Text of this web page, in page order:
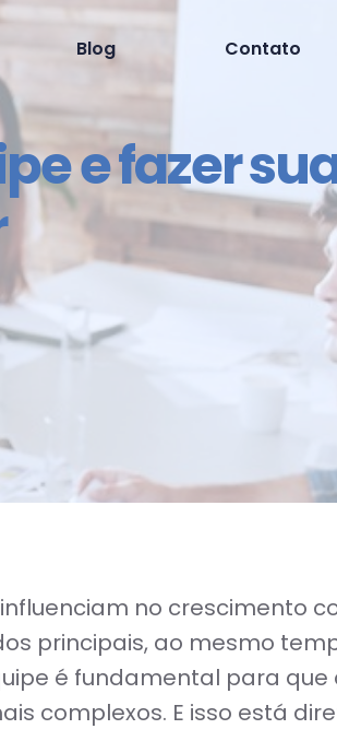
Blog Contato
e fazer
no crescimento
principais, ao mesmo
é fundamental para
complexos. E isso está